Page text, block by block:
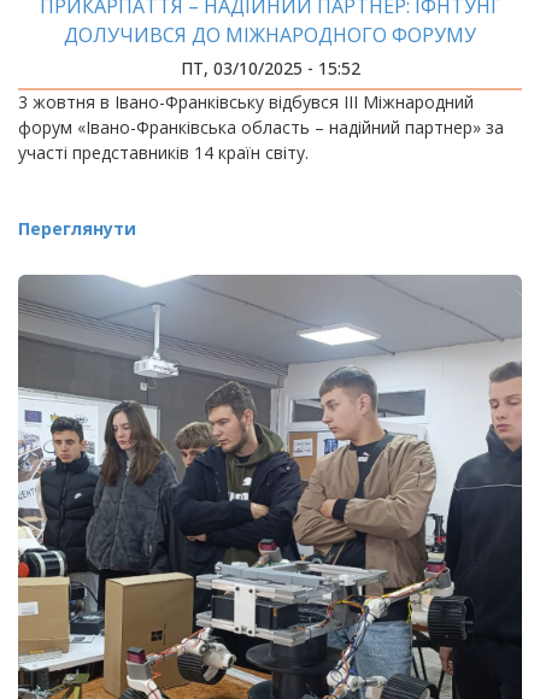
ПРИКАРПАТТЯ – НАДІЙНИЙ ПАРТНЕР: ІФНТУНГ
ДОЛУЧИВСЯ ДО МІЖНАРОДНОГО ФОРУМУ
ПТ, 03/10/2025 - 15:52
3 жовтня в Івано-Франківську відбувся ІІІ Міжнародний
форум «Івано-Франківська область – надійний партнер» за
участі представників 14 країн світу.
Переглянути